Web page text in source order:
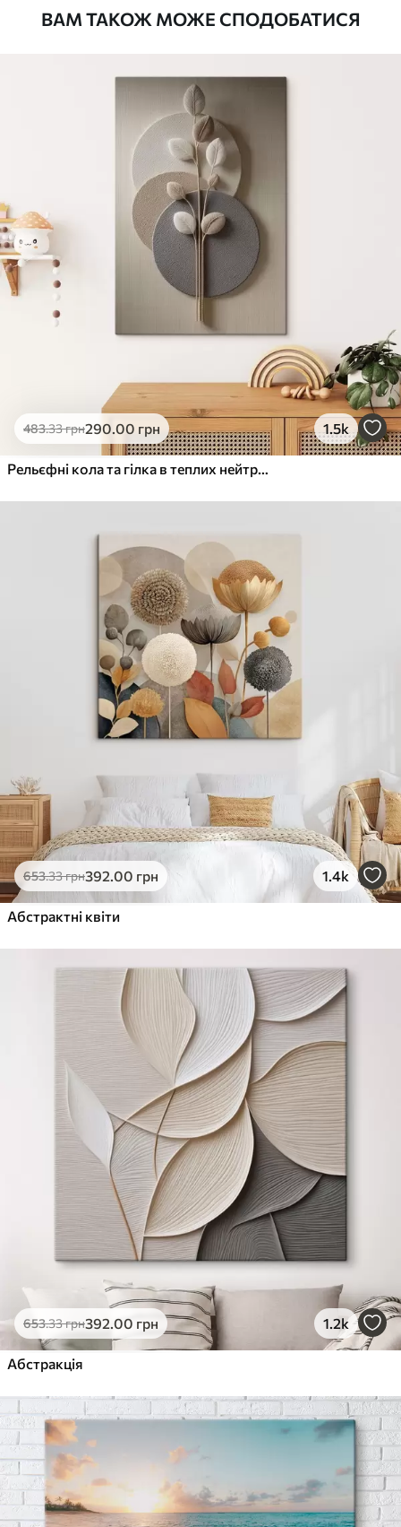
Яскраві, насичені кольори
Стійкість до вицвітання
Безпечне чорнило без запаху
Поверхня з текстурою полотна
Екологічний матеріал
Преміум
Від363
Яскраві, насичені кольори
Стійкість до вицвітання
Безпечне чорнило без запаху
Поверхня з текстурою полотна
Еко-Преміум
.00грн
✓Яскраві, насичені кольори
Поверхня з текстурою полотна
Екологічний матеріал
ВАМ ТАКОЖ МОЖЕ СПОДОБАТИСЯ
483.33грн290.00 грн 1.5k
Рельєфні кола та гілка в теплих нейтральних тонах
653.33грн392.00 грн 1.4k
Абстрактні квіти
653.33грн392.00 грн 1.2k
Абстракція